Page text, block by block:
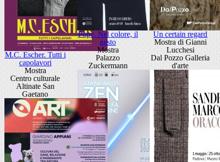
M.C. Escher. Tutti i
capolavori
Mostra
Centro culturale
Altinate San
Gaetano
Pope. Nel colore, il
gesto
Mostra
Palazzo
Zuckermann
Un certain regard
Mostra di Gianni
Lucchesi
Dal Pozzo Galleria
d'arte